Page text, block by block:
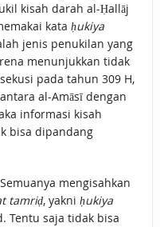
kisah darah al-Ḥallāj
kata ḥukiya
jenis penukilan yang
menunjukkan tidak
pada tahun 309 H,
al-Amāsī dengan
informasi kisah
bisa dipandang
mengisahkan
tamriḍ, yakni ḥukiya
Tentu saja tidak bisa